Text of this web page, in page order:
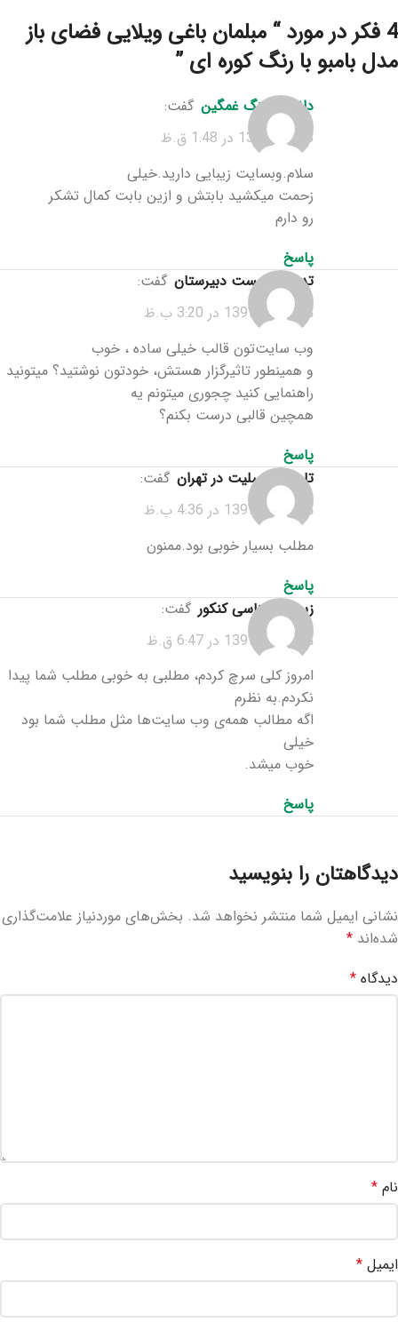
4 فکر در مورد “
مبلمان باغی ویلایی فضای باز
مدل بامبو با رنگ کوره ای ”
دانلود آهنگ غمگین گفت:
تیر 29, 1397 در 1:48 ق.ظ
سلام.وبسایت زیبایی دارید.خیلی
زحمت میکشید بابتش و ازین بابت کمال تشکر
رو دارم
پاسخ
تدریس زیست دبیرستان گفت:
مرداد 10, 1397 در 3:20 ب.ظ
وب سایت‌تون قالب خیلی ساده ، خوب
و همینطور تاثیرگزار هستش، خودتون نوشتید؟ میتونید
راهنمایی کنید چجوری میتونم یه
همچین قالبی درست بکنم؟
پاسخ
تاج گل تسلیت در تهران گفت:
مرداد 10, 1397 در 4:36 ب.ظ
مطلب بسیار خوبی بود.ممنون
پاسخ
زیست شناسی کنکور گفت:
مرداد 14, 1397 در 6:47 ق.ظ
امروز کلی سرچ کردم، مطلبی به خوبی مطلب شما پیدا
نکردم.به نظرم
اگه مطالب همه‌ی وب سایت‌ها مثل مطلب شما بود
خیلی
خوب میشد.
پاسخ
دیدگاهتان را بنویسید
نشانی ایمیل شما منتشر نخواهد شد. بخش‌های موردنیاز علامت‌گذاری
شده‌اند *
دیدگاه *
نام *
ایمیل *